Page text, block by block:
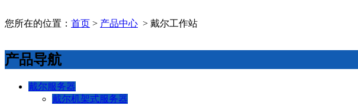
您所在的位置： 首页 > 产品中心 > 戴尔工作站
产品导航
戴尔服务器
戴尔机架式服务器